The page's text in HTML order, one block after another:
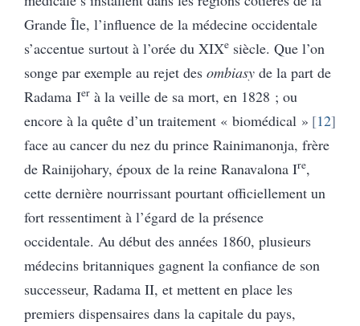
Grande Île, l’influence de la médecine occidentale
s’accentue surtout à l’orée du XIXe siècle. Que l’on
songe par exemple au rejet des ombiasy de la part de
Radama Ier à la veille de sa mort, en 1828 ; ou
encore à la quête d’un traitement « biomédical » 12
face au cancer du nez du prince Rainimanonja, frère
de Rainijohary, époux de la reine Ranavalona Ire,
cette dernière nourrissant pourtant officiellement un
fort ressentiment à l’égard de la présence
occidentale. Au début des années 1860, plusieurs
médecins britanniques gagnent la confiance de son
successeur, Radama II, et mettent en place les
premiers dispensaires dans la capitale du pays,